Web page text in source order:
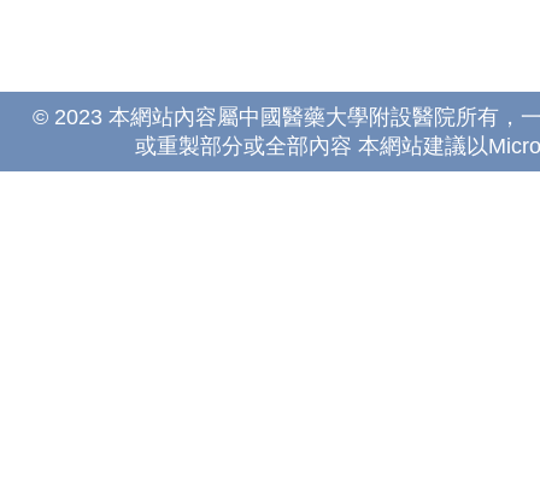
© 2023 本網站內容屬中國醫藥大學附設醫院所有，
或重製部分或全部內容 本網站建議以